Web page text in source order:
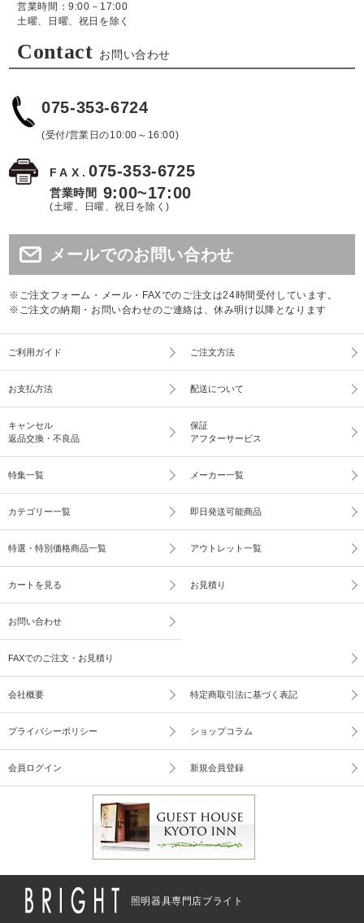
営業時間：9:00－17:00
土曜、日曜、祝日を除く
Contact お問い合わせ
075-353-6724
(受付/営業日の10:00～16:00)
FAX.075-353-6725
営業時間 9:00~17:00
(土曜、日曜、祝日を除く)
メールでのお問い合わせ
※ご注文フォーム・メール・FAXでのご注文は24時間受付しています。
※ご注文の納期・お問い合わせのご連絡は、休み明け以降となります
ご利用ガイド ご注文方法
お支払方法 配送について
キャンセル
返品交換・不良品
保証
アフターサービス
特集一覧 メーカー一覧
カテゴリー一覧 即日発送可能商品
特選・特別価格商品一覧 アウトレット一覧
カートを見る お見積り
お問い合わせ
FAXでのご注文・お見積り
会社概要 特定商取引法に基づく表記
プライバシーポリシー ショップコラム
会員ログイン 新規会員登録
照明器具専門店ブライト